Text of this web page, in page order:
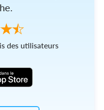
des utilisateurs